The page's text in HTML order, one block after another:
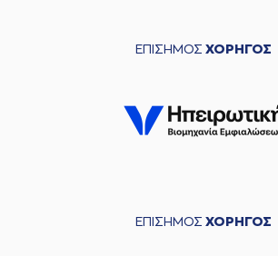
ΕΠΙΣΗΜΟΣ ΧΟΡΗΓΟΣ
ΕΠΙΣΗΜΟΣ ΧΟΡΗΓΟΣ